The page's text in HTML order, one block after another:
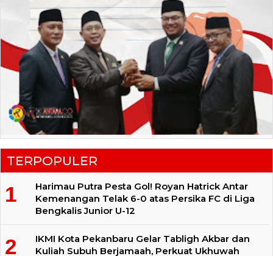
TERPOPULER
Harimau Putra Pesta Gol! Royan Hatrick Antar
Kemenangan Telak 6-0 atas Persika FC di Liga
Bengkalis Junior U-12
IKMI Kota Pekanbaru Gelar Tabligh Akbar dan
Kuliah Subuh Berjamaah, Perkuat Ukhuwah